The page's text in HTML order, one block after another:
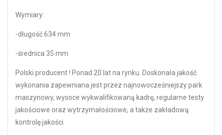
Wymiary:
-długość 634 mm
-średnica 35 mm
Polski producent ! Ponad 20 lat na rynku. Doskonała jakość
wykonania zapewniana jest przez najnowocześniejszy park
maszynowy, wysoce wykwalifikowaną kadrę, regularne testy
jakościowe oraz wytrzymałościowe, a także zakładową
kontrolę jakości.